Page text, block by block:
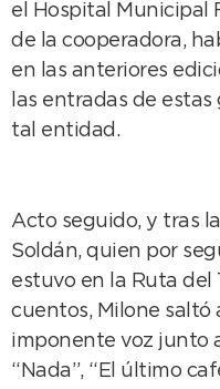
el Hospital Municipal
de la cooperadora,
en las anteriores
las entradas de
tal entidad.
Acto seguido, y tras
Soldán, quien por
estuvo en la Ruta del
cuentos, Milone saltó
imponente voz junto
“Nada”, “El último